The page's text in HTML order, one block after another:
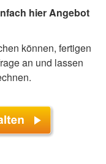
hier Angebot
können, fertigen
an und lassen